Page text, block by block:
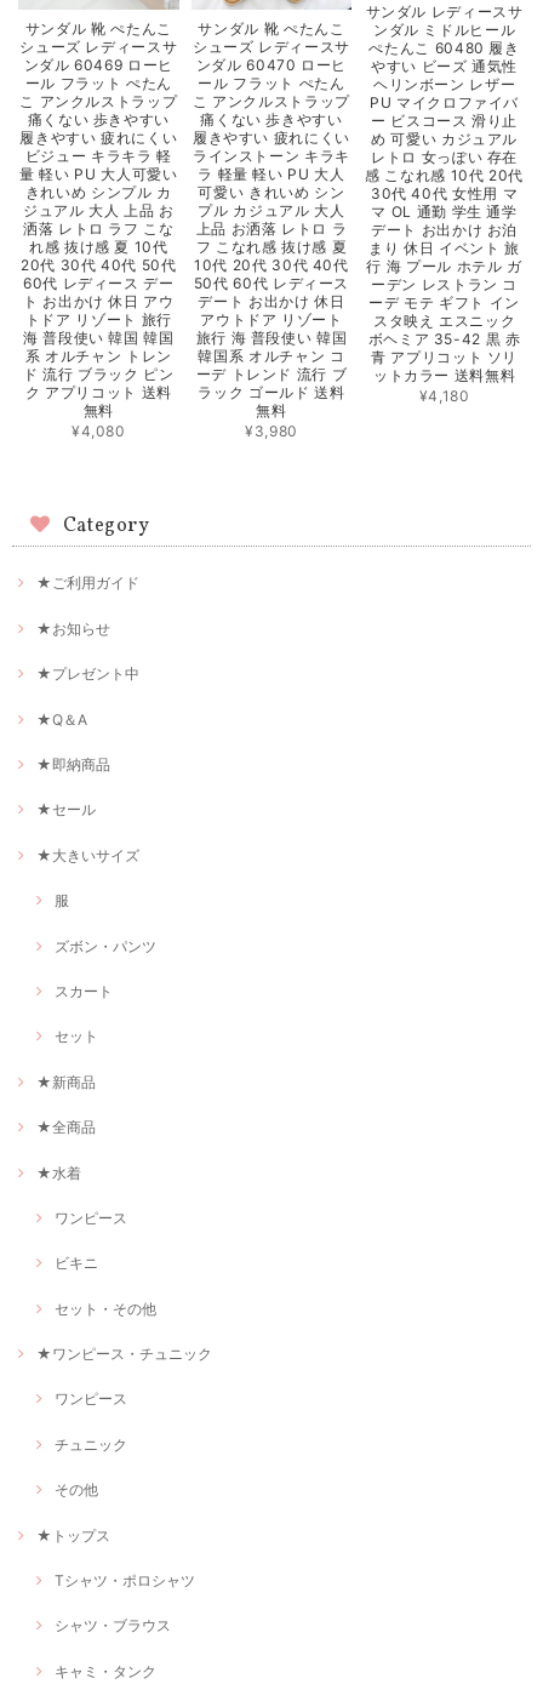
サンダル 靴 ぺたんこ
シューズ レディースサ
ンダル 60469 ローヒ
ール フラット ぺたん
こ アンクルストラップ
痛くない 歩きやすい
履きやすい 疲れにくい
ビジュー キラキラ 軽
量 軽い PU 大人可愛い
きれいめ シンプル カ
ジュアル 大人 上品 お
洒落 レトロ ラフ こな
れ感 抜け感 夏 10代
20代 30代 40代 50代
60代 レディース デー
ト お出かけ 休日 アウ
トドア リゾート 旅行
海 普段使い 韓国 韓国
系 オルチャン トレン
ド 流行 ブラック ピン
ク アプリコット 送料
無料
¥4,080
サンダル 靴 ぺたんこ
シューズ レディースサ
ンダル 60470 ローヒ
ール フラット ぺたん
こ アンクルストラップ
痛くない 歩きやすい
履きやすい 疲れにくい
ラインストーン キラキ
ラ 軽量 軽い PU 大人
可愛い きれいめ シン
プル カジュアル 大人
上品 お洒落 レトロ ラ
フ こなれ感 抜け感 夏
10代 20代 30代 40代
50代 60代 レディース
デート お出かけ 休日
アウトドア リゾート
旅行 海 普段使い 韓国
韓国系 オルチャン コ
ーデ トレンド 流行 ブ
ラック ゴールド 送料
無料
¥3,980
サンダル レディースサ
ンダル ミドルヒール
ぺたんこ 60480 履き
やすい ビーズ 通気性
ヘリンボーン レザー
PU マイクロファイバ
ー ビスコース 滑り止
め 可愛い カジュアル
レトロ 女っぽい 存在
感 こなれ感 10代 20代
30代 40代 女性用 マ
マ OL 通勤 学生 通学
デート お出かけ お泊
まり 休日 イベント 旅
行 海 プール ホテル ガ
ーデン レストラン コ
ーデ モテ ギフト イン
スタ映え エスニック
ボヘミア 35-42 黒 赤
青 アプリコット ソリ
ットカラー 送料無料
¥4,180
Category
★ご利用ガイド
★お知らせ
★プレゼント中
★Q＆A
★即納商品
★セール
★大きいサイズ
服
ズボン・パンツ
スカート
セット
★新商品
★全商品
★水着
ワンピース
ビキニ
セット・その他
★ワンピース・チュニック
ワンピース
チュニック
その他
★トップス
Tシャツ・ポロシャツ
シャツ・ブラウス
キャミ・タンク